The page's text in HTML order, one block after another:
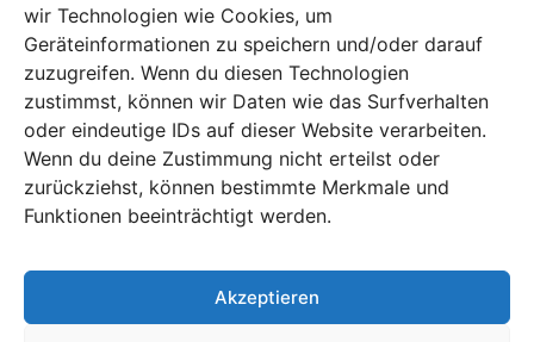
wir Technologien wie Cookies, um
Geräteinformationen zu speichern und/oder darauf
zuzugreifen. Wenn du diesen Technologien
zustimmst, können wir Daten wie das Surfverhalten
oder eindeutige IDs auf dieser Website verarbeiten.
Wenn du deine Zustimmung nicht erteilst oder
zurückziehst, können bestimmte Merkmale und
Funktionen beeinträchtigt werden.
Akzeptieren
Slovan Bratislava gibt Yaya Touré seine erste
Managerstelle im Seniorenbereich – aber kann eine